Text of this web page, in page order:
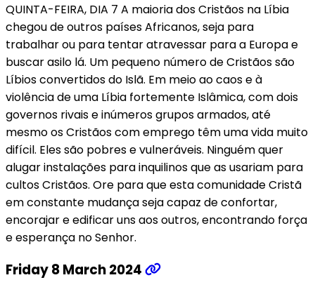
QUINTA-FEIRA, DIA 7 A maioria dos Cristãos na Líbia
chegou de outros países Africanos, seja para
trabalhar ou para tentar atravessar para a Europa e
buscar asilo lá. Um pequeno número de Cristãos são
Líbios convertidos do Islã. Em meio ao caos e à
violência de uma Líbia fortemente Islâmica, com dois
governos rivais e inúmeros grupos armados, até
mesmo os Cristãos com emprego têm uma vida muito
difícil. Eles são pobres e vulneráveis. Ninguém quer
alugar instalações para inquilinos que as usariam para
cultos Cristãos. Ore para que esta comunidade Cristã
em constante mudança seja capaz de confortar,
encorajar e edificar uns aos outros, encontrando força
e esperança no Senhor.
Friday 8 March 2024